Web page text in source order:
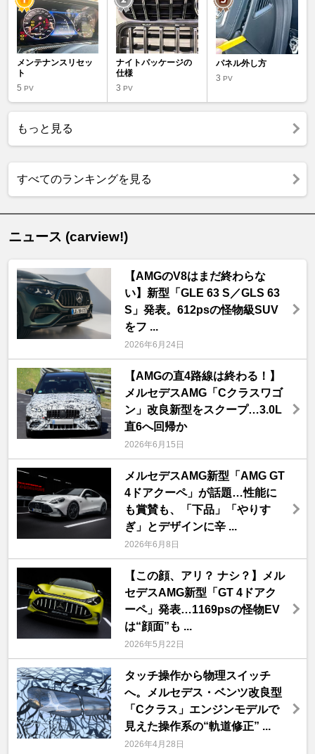
メンテナンスリセッ
ト
5 PV
ナイトパッケージの
仕様
3PV
パネル外し方
3 PV
もっと見る
すべてのランキングを見る
ニュース (carview!)
【AMGのV8はまだ終わらな
い】新型「GLE 63 S／GLS 63
S」発表。612psの怪物級SUV
をフ ...
2026年6月24日
【AMGの直4路線は終わる！】
メルセデスAMG「Cクラスワゴ
ン」改良新型をスクープ…3.0L
直6へ回帰か
2026年6月15日
メルセデスAMG新型「AMG GT
4ドアクーペ」が話題…性能に
も賞賛も、「下品」「やりす
ぎ」とデザインに辛 ...
2026年6月8日
【この顔、アリ？ ナシ？】メル
セデスAMG新型「GT 4ドアク
ーペ」発表…1169psの怪物EV
は“顔面”も ...
2026年5月22日
タッチ操作から物理スイッチ
へ。メルセデス・ベンツ改良型
「Cクラス」エンジンモデルで
見えた操作系の“軌道修正” ...
2026年4月28日